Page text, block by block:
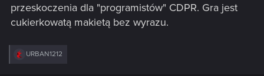
przeskoczenia dla "programistów" CDPR. Gra jest
cukierkowatą makietą bez wyrazu.
R
URBAN1212